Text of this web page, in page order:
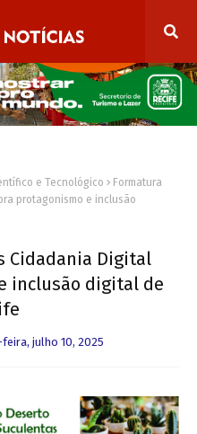
e Tecnológico
Formatura
protagonismo e inclusão
Cidadania Digital
inclusão digital de
julho 10, 2025